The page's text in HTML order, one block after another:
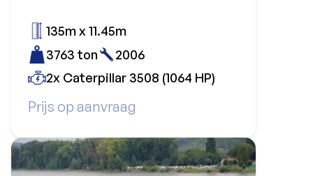
Prijs op aanvraag
135m x 11.45m
3763 ton
2006
2x Caterpillar 3508 (1064 HP)